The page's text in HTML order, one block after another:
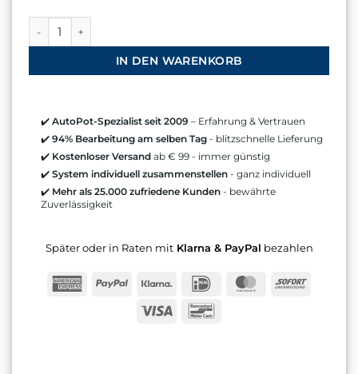
IN DEN WARENKORB
✔️AutoPot-Spezialist seit 2009– Erfahrung & Vertrauen
✔️94% Bearbeitung am selben Tag - blitzschnelle Lieferung
✔️ Kostenloser Versand ab € 99 - immer günstig
✔️System individuell zusammenstellen - ganz individuell
✔️ Mehr als 25.000 zufriedene Kunden - bewährte
Zuverlässigkeit
Später oder in Raten mitKlarna & PayPal bezahlen
AmericanPayPal Klarna IDeal MasterCard
Sofort
Visa